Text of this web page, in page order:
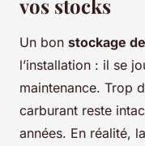
vos stocks
Un bon stockage
l’installation : il se
maintenance. Trop
carburant reste
années. En réalité,